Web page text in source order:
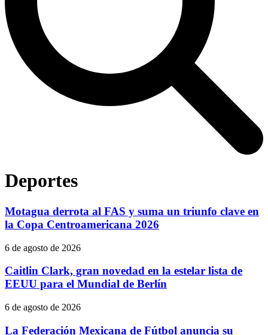
Deportes
Motagua derrota al FAS y suma un triunfo clave en
la Copa Centroamericana 2026
6 de agosto de 2026
Caitlin Clark, gran novedad en la estelar lista de
EEUU para el Mundial de Berlín
6 de agosto de 2026
La Federación Mexicana de Fútbol anuncia su